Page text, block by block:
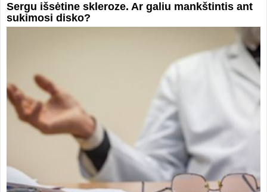
Sergu išsėtine skleroze. Ar galiu mankštintis ant
sukimosi disko?